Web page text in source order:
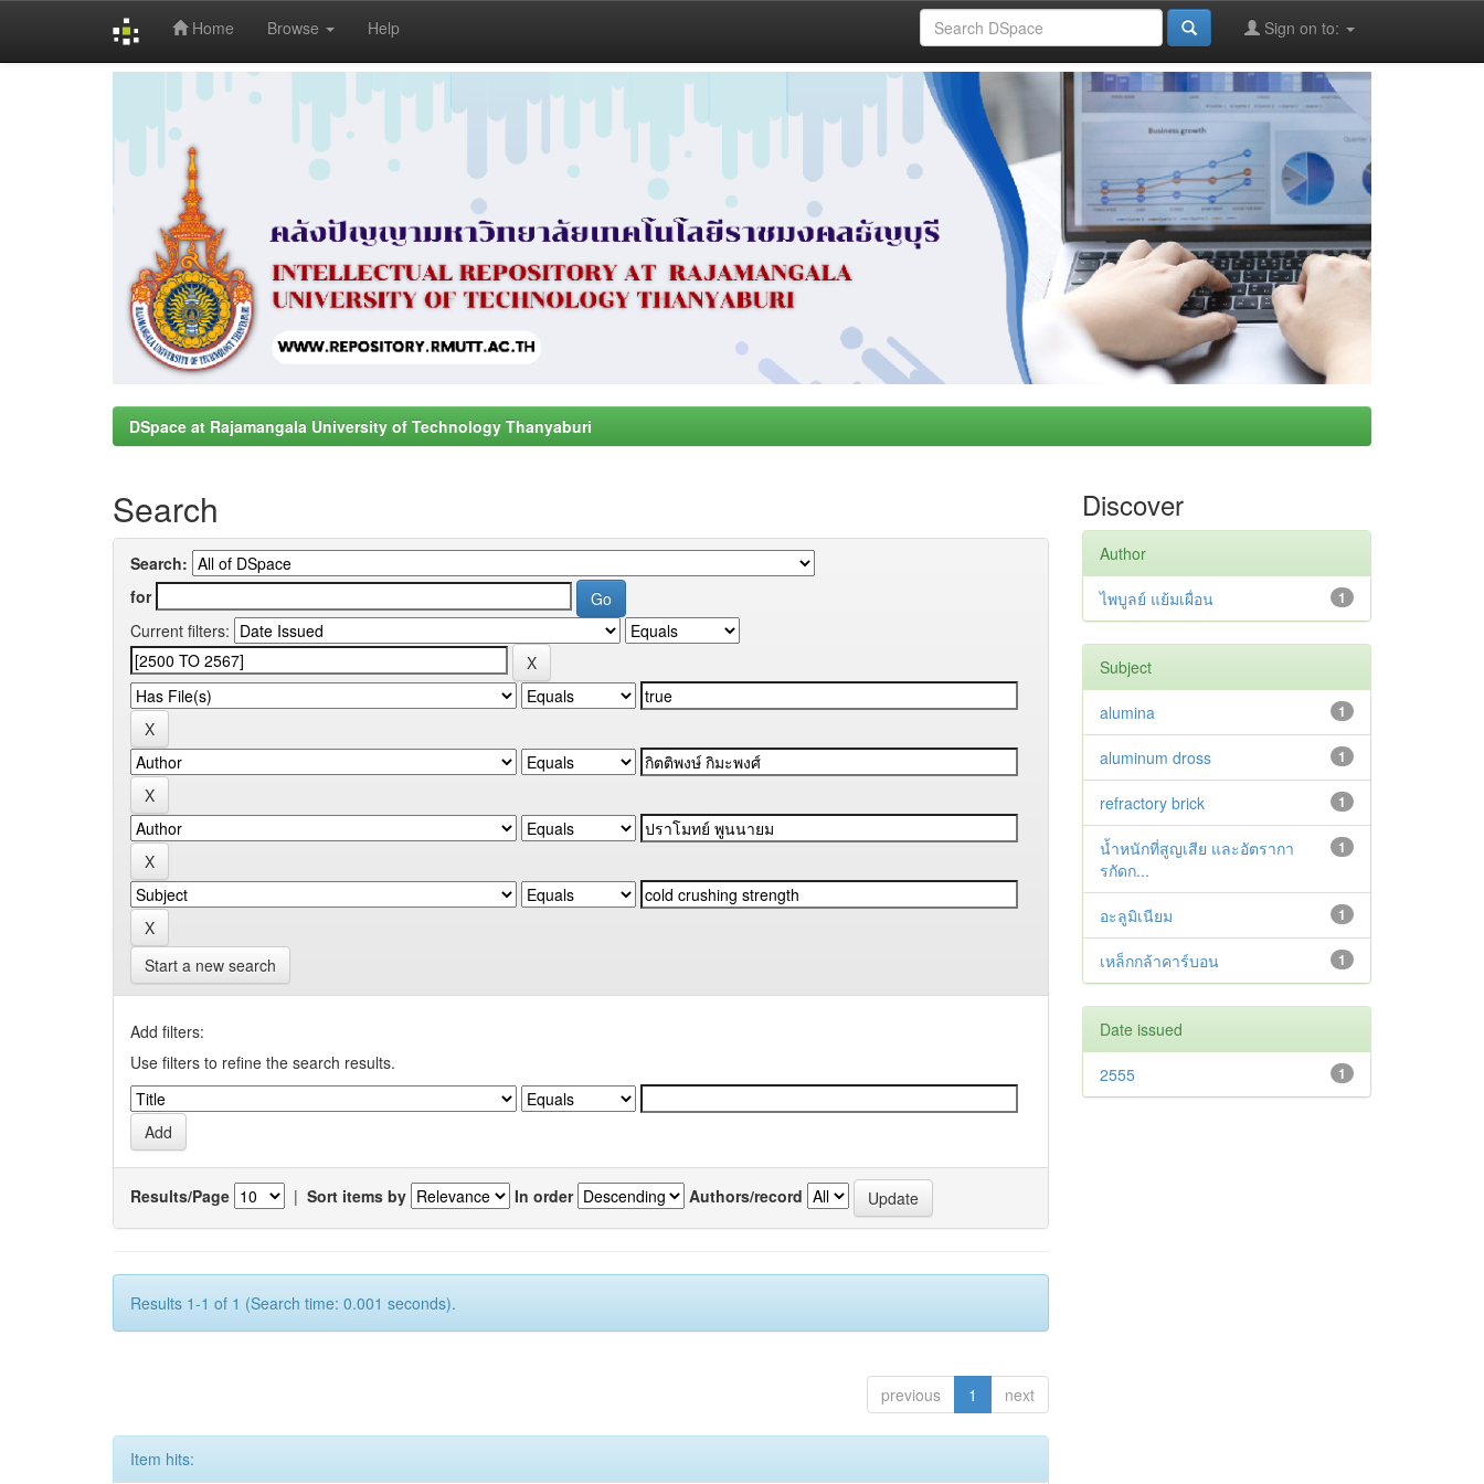
Home Browse Help Sign on to:
DSpace at Rajamangala University of Technology Thanyaburi
Search
Search:
for
Current filters:
Start a new search
Add filters:
Use filters to refine the search results.
Results/Page | Sort items by In order Authors/record
Results 1-1 of 1 (Search time: 0.001 seconds).
previous 1 next
Item hits:
Discover
Author
1
ไพบูลย์ แย้มเผื่อน
Subject
1
alumina
1
aluminum dross
1
refractory brick
1
น้ำหนักที่สูญเสีย และอัตรากา
รกัดก...
1
อะลูมิเนียม
1
เหล็กกล้าคาร์บอน
Date issued
1
2555